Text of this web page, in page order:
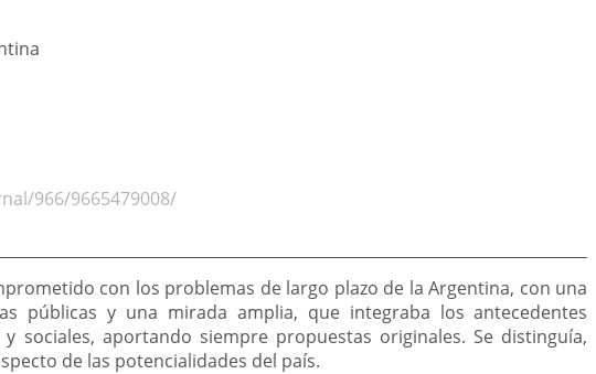
966/9665479008/
con los problemas de largo plazo de la Argentina, con una
públicas y una mirada amplia, que integraba los antecedentes
sociales, aportando siempre propuestas originales. Se distinguía,
de las potencialidades del país.